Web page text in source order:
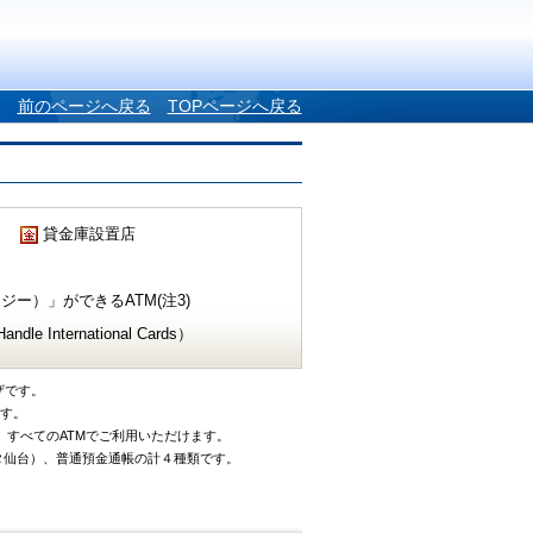
前のページへ戻る TOPページへ戻る
貸金庫設置店
ー）」ができるATM(注3)
International Cards）
す。
。
べてのATMでご利用いただけます。
台）、普通預金通帳の計４種類です。